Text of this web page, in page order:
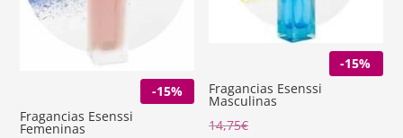
-15%
Fragancias Esenssi
Femeninas
-15%
Fragancias Esenssi
Masculinas
14,75€